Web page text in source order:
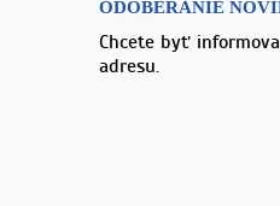
ODOBERANIE
Chcete byť
adresu.